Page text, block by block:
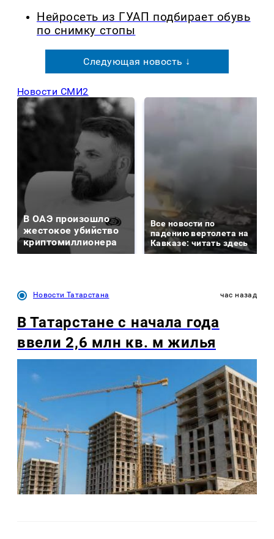
Нейросеть из ГУАП подбирает обувь
по снимку стопы
Следующая новость ↓
Новости СМИ2
В ОАЭ произошло
жестокое убийство
криптомиллионера
Все новости по
падению вертолета на
Кавказе: читать здесь
Новости Татарстана час назад
В Татарстане с начала года
ввели 2,6 млн кв. м жилья